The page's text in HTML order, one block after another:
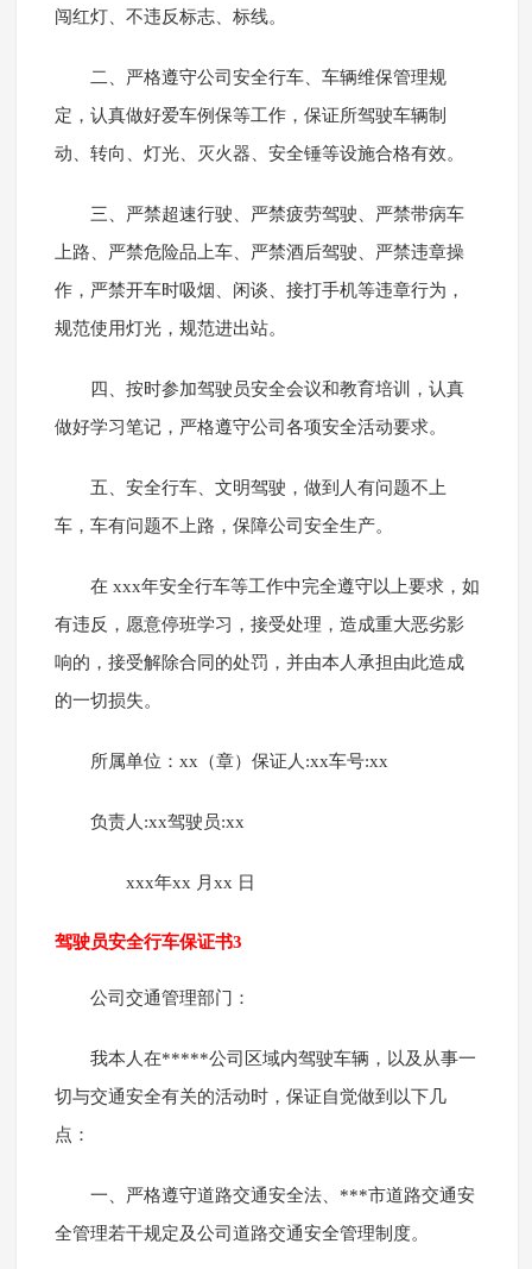
闯红灯、不违反标志、标线。
二、严格遵守公司安全行车、车辆维保管理规
定，认真做好爱车例保等工作，保证所驾驶车辆制
动、转向、灯光、灭火器、安全锤等设施合格有效。
三、严禁超速行驶、严禁疲劳驾驶、严禁带病车
上路、严禁危险品上车、严禁酒后驾驶、严禁违章操
作，严禁开车时吸烟、闲谈、接打手机等违章行为，
规范使用灯光，规范进出站。
四、按时参加驾驶员安全会议和教育培训，认真
做好学习笔记，严格遵守公司各项安全活动要求。
五、安全行车、文明驾驶，做到人有问题不上
车，车有问题不上路，保障公司安全生产。
在 xxx年安全行车等工作中完全遵守以上要求，如
有违反，愿意停班学习，接受处理，造成重大恶劣影
响的，接受解除合同的处罚，并由本人承担由此造成
的一切损失。
所属单位：xx（章）保证人:xx车号:xx
负责人:xx驾驶员:xx
xxx年xx 月xx 日
驾驶员安全行车保证书3
公司交通管理部门：
我本人在*****公司区域内驾驶车辆，以及从事一
切与交通安全有关的活动时，保证自觉做到以下几
点：
一、严格遵守道路交通安全法、***市道路交通安
全管理若干规定及公司道路交通安全管理制度。